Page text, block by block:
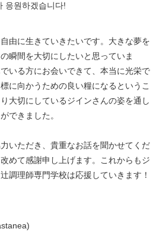
응원하겠습니다!
由に生きていきたいです。大きな夢を
瞬間を大切にしたいと思っていま
いる方にお会いできて、本当に光栄で
に向かうための良い糧になるというこ
大切にしているジインさんの姿を通し
できました。
いただき、貴重なお話を聞かせてくだ
めて感謝申し上げます。これからもジ
調理師専門学校は応援していきます！